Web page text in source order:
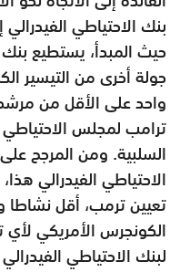
بنك الاحتياطي الفيدرالي
حيث المبدأ، يستطيع
جولة أخرى من التيسير
واحد على الأقل من
ترامب لمجلس الاحتياطي
السلبية. ومن المرجح
الاحتياطي الفيدرالي
تعيين ترمب، أقل نشاطا
الكونجرس الأمريكي لأي
لبنك الاحتياطي